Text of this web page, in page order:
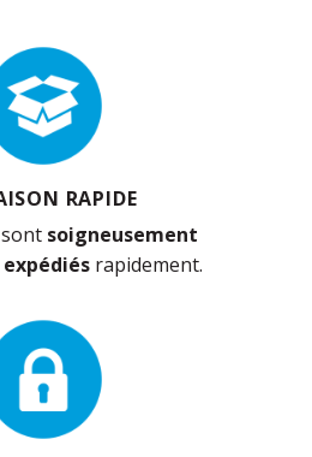
RAPIDE
soigneusement
rapidement.